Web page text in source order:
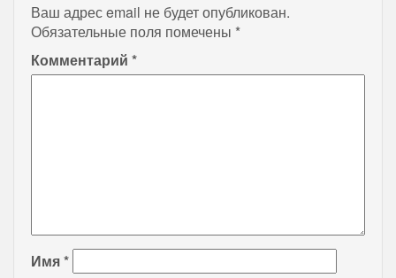
Ваш адрес email не будет опубликован.
Обязательные поля помечены *
Комментарий *
Имя*